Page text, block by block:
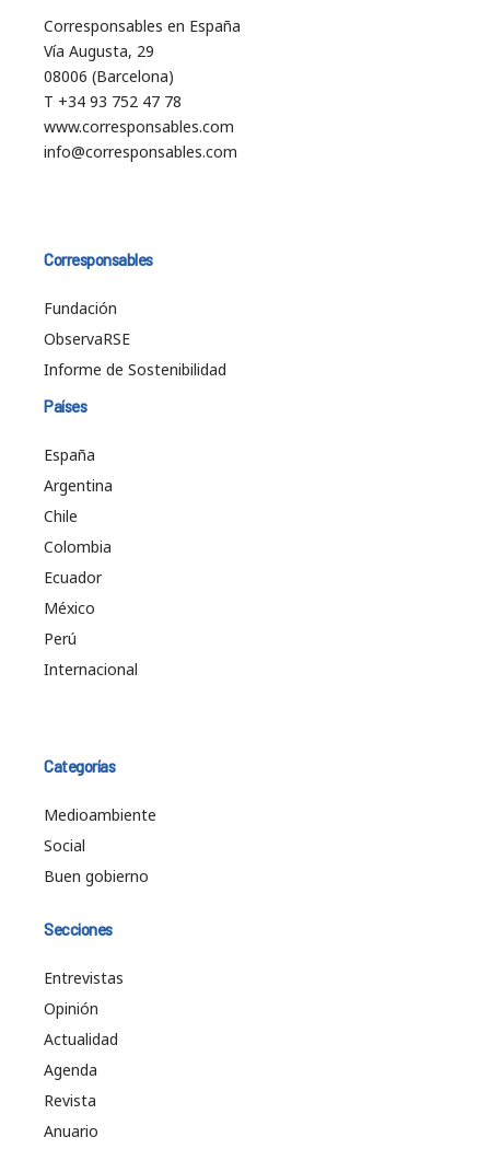
Corresponsables en España
Vía Augusta, 29
08006 (Barcelona)
T +34 93 752 47 78
www.corresponsables.com
info@corresponsables.com
Corresponsables
Fundación
ObservaRSE
Informe de Sostenibilidad
Países
España
Argentina
Chile
Colombia
Ecuador
México
Perú
Internacional
Categorías
Medioambiente
Social
Buen gobierno
Secciones
Entrevistas
Opinión
Actualidad
Agenda
Revista
Anuario